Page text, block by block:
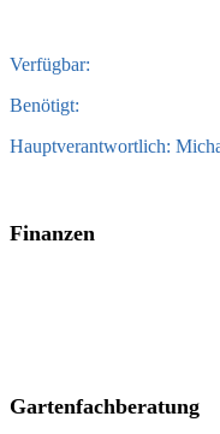
Verfügbar:
Benötigt:
Hauptverantwortlich:
Finanzen
Gartenfachberatung